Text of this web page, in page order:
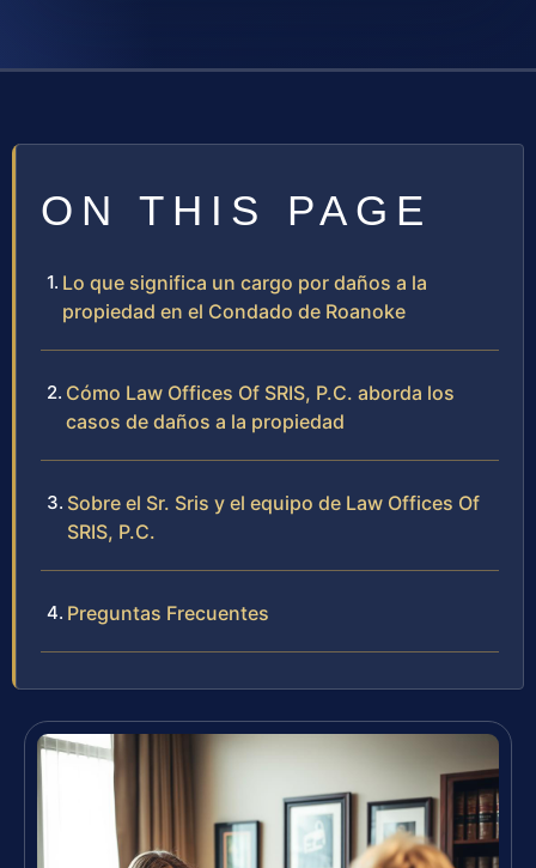
ON THIS PAGE
Lo que significa un cargo por daños a la
propiedad en el Condado de Roanoke
Cómo Law Offices Of SRIS, P.C. aborda los
casos de daños a la propiedad
Sobre el Sr. Sris y el equipo de Law Offices Of
SRIS, P.C.
Preguntas Frecuentes